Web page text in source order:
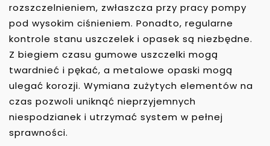
rozszczelnieniem, zwłaszcza przy pracy pompy
pod wysokim ciśnieniem. Ponadto, regularne
kontrole stanu uszczelek i opasek są niezbędne.
Z biegiem czasu gumowe uszczelki mogą
twardnieć i pękać, a metalowe opaski mogą
ulegać korozji. Wymiana zużytych elementów na
czas pozwoli uniknąć nieprzyjemnych
niespodzianek i utrzymać system w pełnej
sprawności.